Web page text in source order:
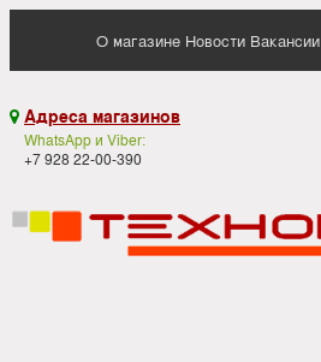
О магазине Новости Вакансии
 Адреса магазинов
WhatsApp и Viber:
+7 928 22-00-390